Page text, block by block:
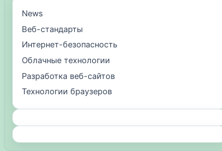
News
Веб-стандарты
Интернет-безопасность
Облачные технологии
Разработка веб-сайтов
Технологии браузеров